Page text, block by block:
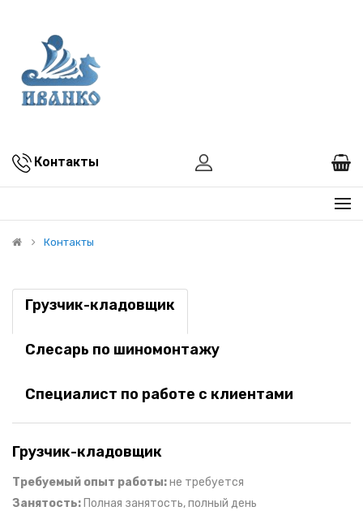
Контакты
Контакты
Грузчик-кладовщик
Слесарь по шиномонтажу
Специалист по работе с клиентами
Грузчик-кладовщик
Требуемый опыт работы:не требуется
Занятость: Полная занятость, полный день